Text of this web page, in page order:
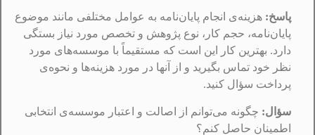
پاسخ: هزینه‌ی انجام پایان‌نامه به عوامل مختلفی مانند موضوع
پایان‌نامه، حجم کار، نوع پژوهش و تخصص مورد نیاز بستگی
دارد. بهترین کار این است که مستقیماً با موسسه‌های مورد
نظر خود تماس بگیرید و از آنها در مورد هزینه‌ها و نحوه‌ی
پرداخت سؤال کنید.
سؤال: چگونه می‌توانم از اصالت و اعتبار موسسه‌ی انتخابی
اطمینان حاصل کنم؟